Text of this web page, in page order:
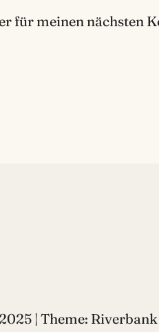
für meinen nächsten
| Theme: Riverbank